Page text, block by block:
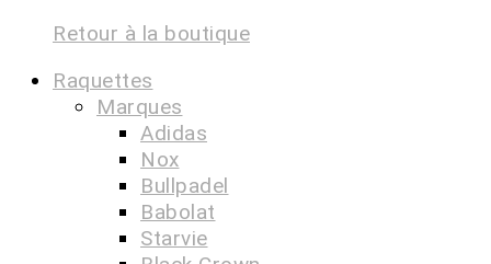
Retour à la boutique
Raquettes
Marques
Adidas
Nox
Bullpadel
Babolat
Starvie